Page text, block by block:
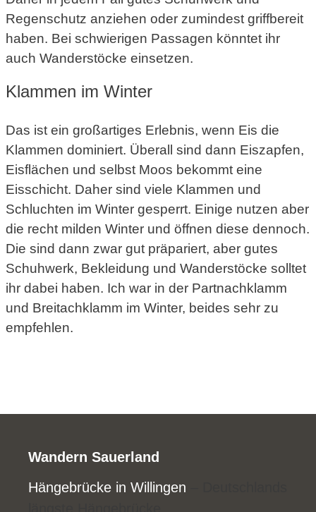
Regenschutz anziehen oder zumindest griffbereit
haben. Bei schwierigen Passagen könntet ihr
auch Wanderstöcke einsetzen.
Klammen im Winter
Das ist ein großartiges Erlebnis, wenn Eis die
Klammen dominiert. Überall sind dann Eiszapfen,
Eisflächen und selbst Moos bekommt eine
Eisschicht. Daher sind viele Klammen und
Schluchten im Winter gesperrt. Einige nutzen aber
die recht milden Winter und öffnen diese dennoch.
Die sind dann zwar gut präpariert, aber gutes
Schuhwerk, Bekleidung und Wanderstöcke solltet
ihr dabei haben. Ich war in der Partnachklamm
und Breitachklamm im Winter, beides sehr zu
empfehlen.
Wandern Sauerland
Hängebrücke in Willingen